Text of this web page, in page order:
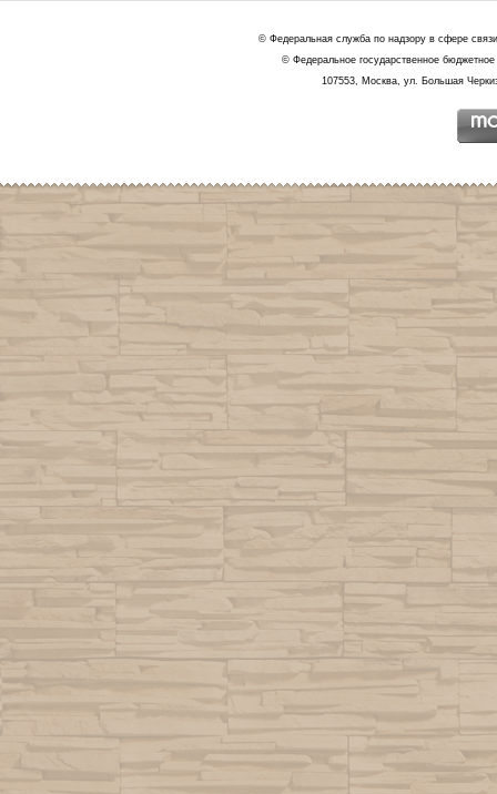
© Федеральная служба по надзору в сфере
© Федеральное государственное
107553, Москва, ул. Большая